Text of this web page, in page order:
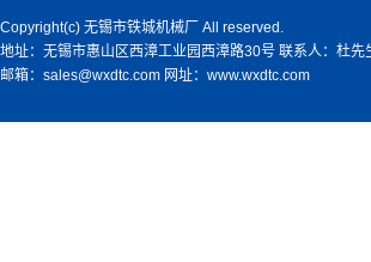
Copyright(c) 无锡市铁城机械厂 All reserved.
地址：无锡市惠山区西漳工业园西漳路30号 联系人：杜
邮箱：sales@wxdtc.com 网址：www.wxdtc.com